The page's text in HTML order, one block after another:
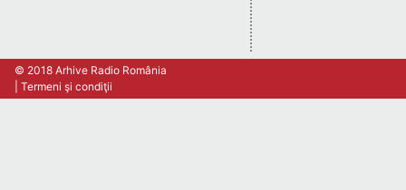
© 2018 Arhive Radio România
Termeni şi condiţii